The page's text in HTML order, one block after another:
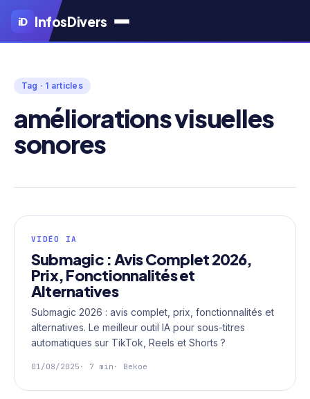
Aller
contenu
iD InfosDivers
Tag · 1 articles
améliorations visuelles
sonores
VIDÉO IA
Submagic : Avis Complet 2026,
Prix, Fonctionnalités et
Alternatives
Submagic 2026 : avis complet, prix, fonctionnalités et
alternatives. Le meilleur outil IA pour sous-titres
automatiques sur TikTok, Reels et Shorts ?
01/08/2025 · 7 min · Bekoe